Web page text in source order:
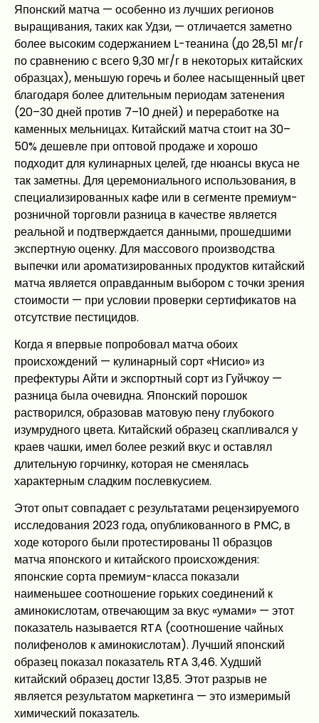
Японский матча — особенно из лучших регионов
выращивания, таких как Удзи, — отличается заметно
более высоким содержанием L-теанина (до 28,51 мг/г
по сравнению с всего 9,30 мг/г в некоторых китайских
образцах), меньшую горечь и более насыщенный цвет
благодаря более длительным периодам затенения
(20–30 дней против 7–10 дней) и переработке на
каменных мельницах. Китайский матча стоит на 30–
50% дешевле при оптовой продаже и хорошо
подходит для кулинарных целей, где нюансы вкуса не
так заметны. Для церемониального использования, в
специализированных кафе или в сегменте премиум-
розничной торговли разница в качестве является
реальной и подтверждается данными, прошедшими
экспертную оценку. Для массового производства
выпечки или ароматизированных продуктов китайский
матча является оправданным выбором с точки зрения
стоимости — при условии проверки сертификатов на
отсутствие пестицидов.
Когда я впервые попробовал матча обоих
происхождений — кулинарный сорт «Нисио» из
префектуры Айти и экспортный сорт из Гуйчжоу —
разница была очевидна. Японский порошок
растворился, образовав матовую пену глубокого
изумрудного цвета. Китайский образец скапливался у
краев чашки, имел более резкий вкус и оставлял
длительную горчинку, которая не сменялась
характерным сладким послевкусием.
Этот опыт совпадает с результатами рецензируемого
исследования 2023 года, опубликованного в PMC, в
ходе которого были протестированы 11 образцов
матча японского и китайского происхождения:
японские сорта премиум-класса показали
наименьшее соотношение горьких соединений к
аминокислотам, отвечающим за вкус «умами» — этот
показатель называется RTA (соотношение чайных
полифенолов к аминокислотам). Лучший японский
образец показал показатель RTA 3,46. Худший
китайский образец достиг 13,85. Этот разрыв не
является результатом маркетинга — это измеримый
химический показатель.